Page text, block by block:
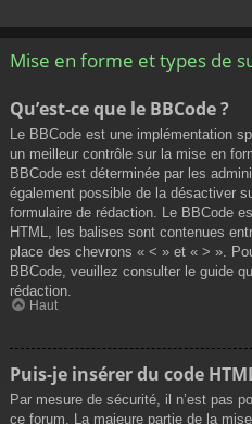
Mise en forme et types de
Qu’est-ce que le BBCode ?
Le BBCode est une implémentation
un meilleur contrôle sur la mise en
BBCode est déterminée par les
également possible de la désactiver
formulaire de rédaction. Le BBCode
HTML, les balises sont contenues
place des chevrons « < » et « > ».
BBCode, veuillez consulter le guide
rédaction.
Haut
Puis-je insérer du code
Par mesure de sécurité, il n’est pas
ce forum. La majeure partie de la